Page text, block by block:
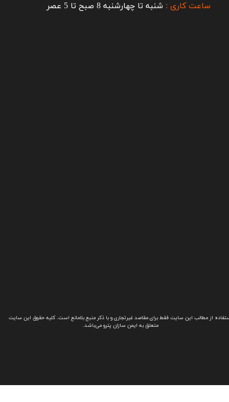
از مطالب این سایت فقط برای مقاصد غیرتجاری و با ذکر منبع بلامانع است. کلیه حقوق این سایت
متعلق به ایمن سازان پترو می‌باشد.
ساعت کاری : شنبه تا چهارشنبه 8 صبح تا 5 عصر